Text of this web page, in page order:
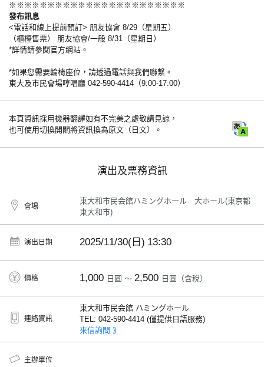
※※※※※※※※※※※※※※※※※※※※※※※
發布訊息
<電話和線上提前預訂> 朋友協會 8/29（星期五）
（櫃檯售票） 朋友協會/一般 8/31（星期日）
*詳情請參閱官方網站。
*如果您需要輪椅座位，請透過電話與我們聯繫。
東大及市民會場哼唱廳 042-590-4414（9:00-17:00）
本頁資訊採用機器翻譯如有不完美之處敬請見諒，
也可使用切換開關將資訊換為原文（日文）。
演出及票務資訊
會場
東大和市民会館ハミングホール 大ホール(東京都
東大和市)
演出日期 2025/11/30(日) 13:30
價格 1,000 日圓 ～ 2,500 日圓（含稅）
連絡資訊
東大和市民会館 ハミングホール
TEL: 042-590-4414 (僅提供日語服務)
來信詢問 ⟫
主辦單位